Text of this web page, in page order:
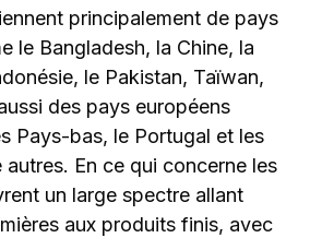
principalement de pays
le Bangladesh, la Chine, la
le Pakistan, Taïwan,
des pays européens
Pays-bas, le Portugal et les
autres. En ce qui concerne les
un large spectre allant
aux produits finis, avec